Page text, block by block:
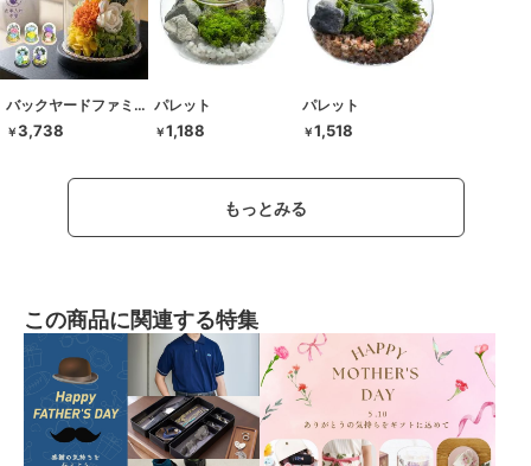
バックヤードファミリー
￥3,738
パレット
￥1,188
パレット
￥1,518
もっとみる
この商品に関連する特集